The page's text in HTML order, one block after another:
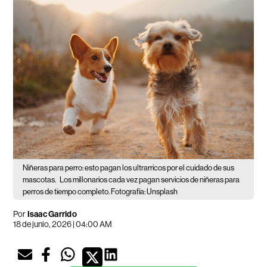
Niñeras para perro: esto pagan los ultrarricos por el cuidado de sus
mascotas.
Los millonarios cada vez pagan servicios de niñeras para
perros de tiempo completo. Fotografía: Unsplash
PorIsaac Garrido
18 de junio, 2026 | 04:00 AM